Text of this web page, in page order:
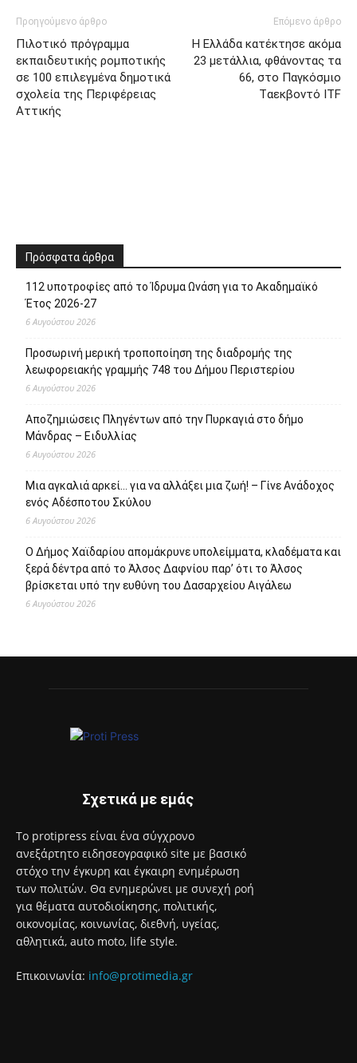
Πρόσφατα άρθρα
112 υποτροφίες από το Ίδρυμα Ωνάση για το Ακαδημαϊκό
Έτος 2026-27
6 Αυγούστου 2026
6 Αυγούστου 2026
Μια αγκαλιά αρκεί… για να αλλάξει μια ζωή! – Γίνε Ανάδοχος
ενός Αδέσποτου Σκύλου
6 Αυγούστου 2026
Ο Δήμος Χαϊδαρίου απομάκρυνε υπολείμματα, κλαδέματα και
ξερά δέντρα από το Άλσος Δαφνίου παρ’ ότι το Άλσος
βρίσκεται υπό την ευθύνη του Δασαρχείου Αιγάλεω
Σχετικά με εμάς
των πολιτών. Θα ενημερώνει με συνεχή ροή
αθλητικά, auto moto, life style.
© Developed by
Uprise
Όροι Χρήσης
Πολιτική Απορρήτου
Διαφήμιση
Επικοινωνία